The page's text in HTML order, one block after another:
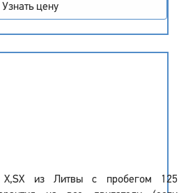
Узнать цену
из Литвы с пробегом 125